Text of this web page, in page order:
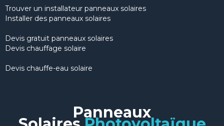
Trouver un installateur panneaux solaires
Installer des panneaux solaires
Devis gratuit panneaux solaires
Devis chauffage solaire
Devis chauffe-eau solaire
Panneaux